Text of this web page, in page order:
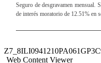
Seguro de desgravamen mensual.
de interés moratorio de 12.51% en
Web Content Viewer